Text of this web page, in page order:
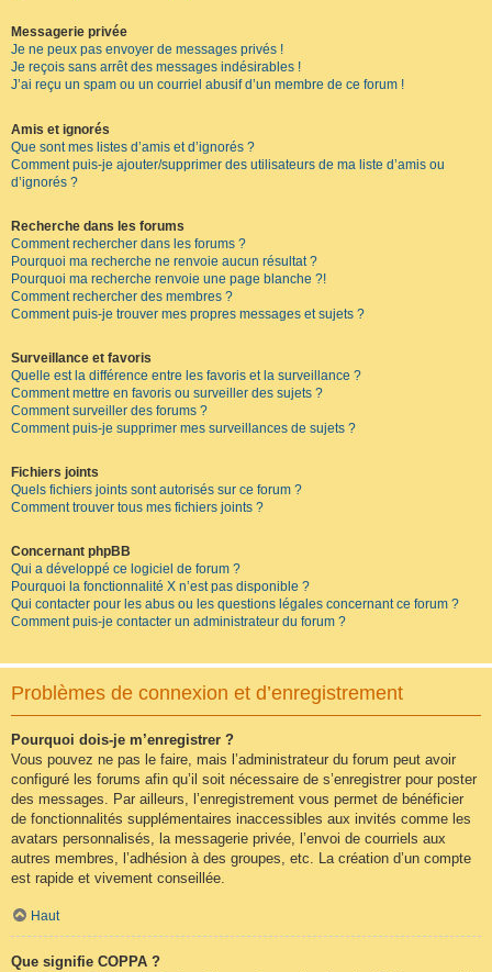
Messagerie privée
Je ne peux pas envoyer de messages privés !
Je reçois sans arrêt des messages indésirables !
J’ai reçu un spam ou un courriel abusif d’un membre de ce forum !
Amis et ignorés
Que sont mes listes d’amis et d’ignorés ?
Comment puis-je ajouter/supprimer des utilisateurs de ma liste d’amis ou
d’ignorés ?
Recherche dans les forums
Comment rechercher dans les forums ?
Pourquoi ma recherche ne renvoie aucun résultat ?
Pourquoi ma recherche renvoie une page blanche ?!
Comment rechercher des membres ?
Comment puis-je trouver mes propres messages et sujets ?
Surveillance et favoris
Quelle est la différence entre les favoris et la surveillance ?
Comment mettre en favoris ou surveiller des sujets ?
Comment surveiller des forums ?
Comment puis-je supprimer mes surveillances de sujets ?
Fichiers joints
Quels fichiers joints sont autorisés sur ce forum ?
Comment trouver tous mes fichiers joints ?
Concernant phpBB
Qui a développé ce logiciel de forum ?
Pourquoi la fonctionnalité X n’est pas disponible ?
Qui contacter pour les abus ou les questions légales concernant ce forum ?
Comment puis-je contacter un administrateur du forum ?
Problèmes de connexion et d’enregistrement
Pourquoi dois-je m’enregistrer ?
Vous pouvez ne pas le faire, mais l’administrateur du forum peut avoir
configuré les forums afin qu’il soit nécessaire de s’enregistrer pour poster
des messages. Par ailleurs, l’enregistrement vous permet de bénéficier
de fonctionnalités supplémentaires inaccessibles aux invités comme les
avatars personnalisés, la messagerie privée, l’envoi de courriels aux
autres membres, l’adhésion à des groupes, etc. La création d’un compte
est rapide et vivement conseillée.
Haut
Que signifie COPPA ?